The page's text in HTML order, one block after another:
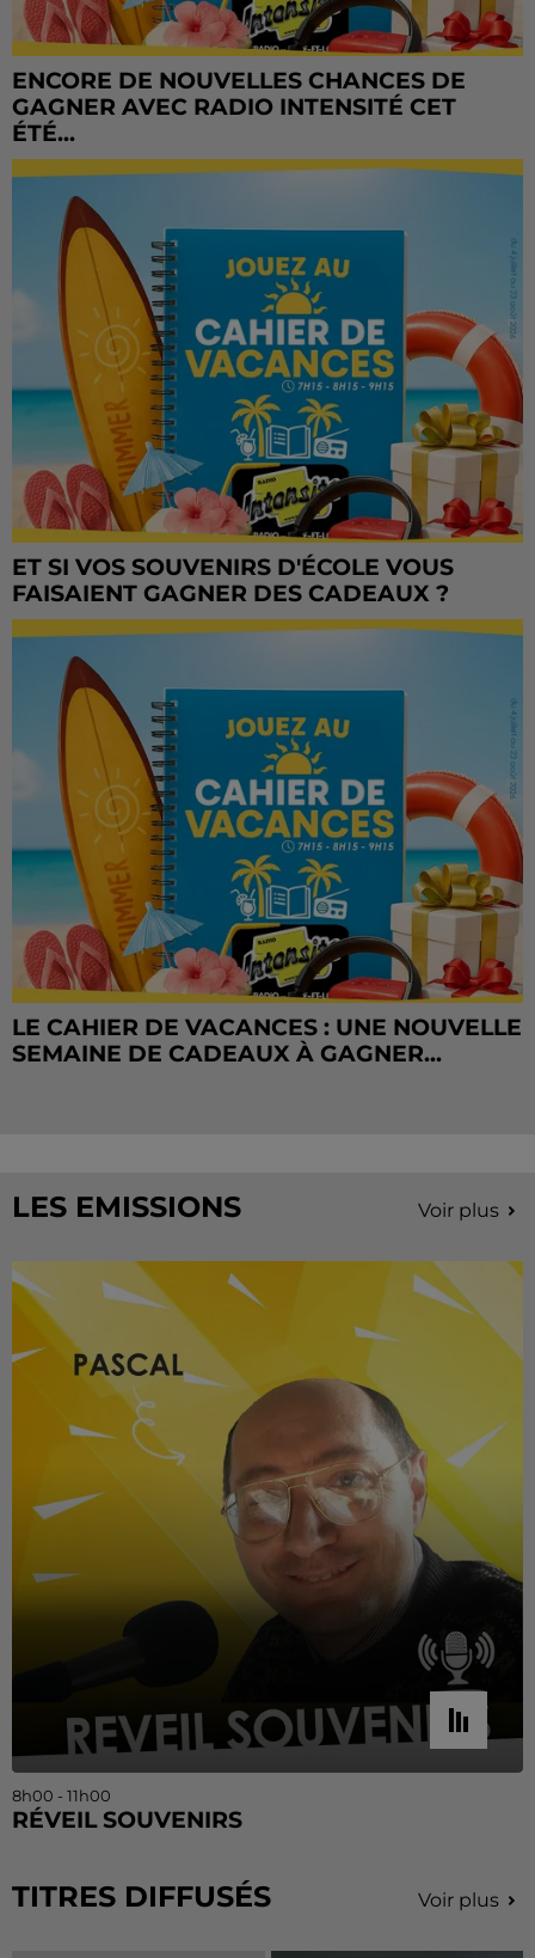
ENCORE DE NOUVELLES CHANCES DE
GAGNER AVEC RADIO INTENSITÉ CET
ÉTÉ...
ET SI VOS SOUVENIRS D'ÉCOLE VOUS
FAISAIENT GAGNER DES CADEAUX ?
LE CAHIER DE VACANCES : UNE NOUVELLE
SEMAINE DE CADEAUX À GAGNER...
LES EMISSIONS Voir plus
8h00 - 11h00
RÉVEIL SOUVENIRS
TITRES DIFFUSÉS Voir plus